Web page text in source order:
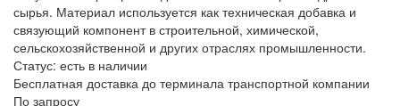
сырья. Материал используется как техническая добавка и
связующий компонент в строительной, химической,
сельскохозяйственной и других отраслях промышленности.
Статус: есть в наличии
Бесплатная доставка до терминала транспортной компании
По запросу